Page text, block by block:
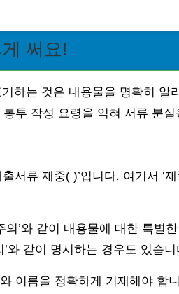
써요!
기하는 것은 내용물을 명확히 알
투 작성 요령을 익혀 서류 분실
서류 재중( )’입니다. 여기서 ‘
의’와 같이 내용물에 대한 특별
와 같이 명시하는 경우도 있습니
이름을 정확하게 기재해야 합